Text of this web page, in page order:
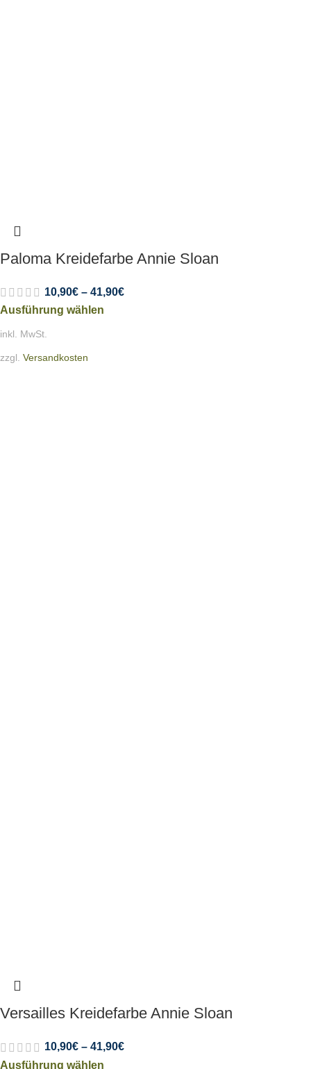
Paloma Kreidefarbe Annie Sloan
10,90€ – 41,90€
Ausführung wählen
inkl. MwSt.
zzgl. Versandkosten
Versailles Kreidefarbe Annie Sloan
10,90€ – 41,90€
Ausführung wählen